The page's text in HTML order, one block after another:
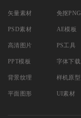
矢量素材
PSD素材
高清图片
PPT模板
背景纹理
平面图形
免抠PNG
AE模板
PS工具
字体下载
样机原型
UI素材